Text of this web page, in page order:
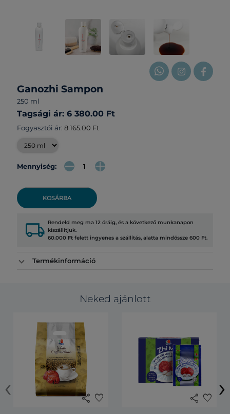
Ganozhi Sampon
250 ml
Tagsági ár: 6 380.00 Ft
Fogyasztói ár: 8 165.00 Ft
Mennyiség:
KOSÁRBA
local_shipping Rendeld meg ma 12 óráig, és a következő munkanapon
kiszállítjuk.
60.000 Ft felett ingyenes a szállítás, alatta mindössze 600 Ft.
Termékinformáció
Neked ajánlott
share favorite share favorite
‹ ›